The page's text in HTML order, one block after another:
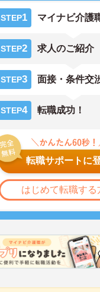
STEP1 マイナビ介護
STEP2 求人のご紹介
STEP3 面接・条件交
STEP4 転職成功！
転職サポートに
はじめて転職する